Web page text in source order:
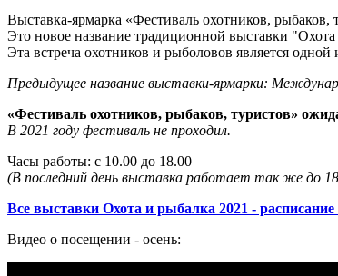
Выставка-ярмарка «Фестиваль охотников,
Это новое название традиционной выставки
Эта встреча охотников и рыболовов является
Предыдущее название выставки-ярмарки:
«Фестиваль охотников, рыбаков, туристов»
В 2021 году фестиваль не проходил.
Часы работы: с 10.00 до 18.00
(В последний день выставка работает так же до
Все выставки Охота и рыбалка 2021 - расписание
Видео о посещении - осень: